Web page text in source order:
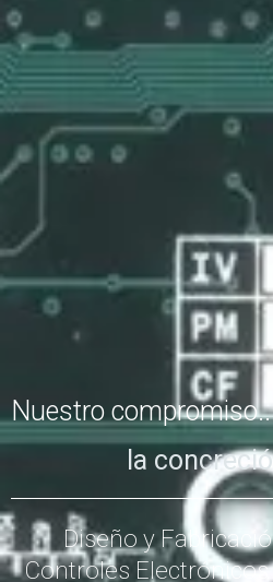
Nuestro
la
Diseño y
Controles Electrónicos